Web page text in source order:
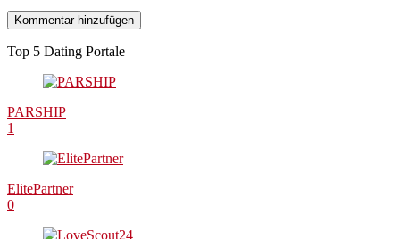
Top 5 Dating Portale
PARSHIP
1
ElitePartner
0